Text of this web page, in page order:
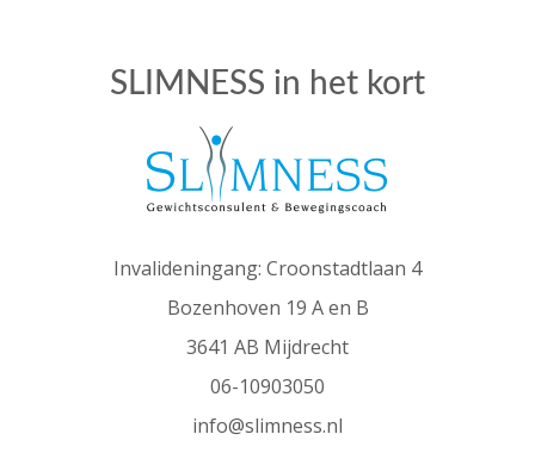
SLIMNESS in het kort
Invalideningang: Croonstadtlaan 4
Bozenhoven 19 A en B
3641 AB Mijdrecht
06-10903050
info@slimness.nl